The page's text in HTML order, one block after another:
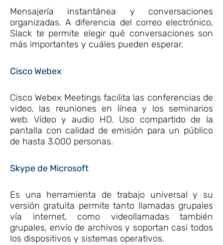
Mensajería instantánea y conversaciones
organizadas. A diferencia del correo electrónico,
Slack te permite elegir qué conversaciones son
más importantes y cuáles pueden esperar.
Cisco Webex
Cisco Webex Meetings facilita las conferencias de
video, las reuniones en línea y los seminarios
web. Vídeo y audio HD. Uso compartido de la
pantalla con calidad de emisión para un público
de hasta 3.000 personas.
Skype de Microsoft
Es una herramienta de trabajo universal y su
versión gratuita permite tanto llamadas grupales
vía internet, como videollamadas también
grupales, envío de archivos y soportan casi todos
los dispositivos y sistemas operativos.